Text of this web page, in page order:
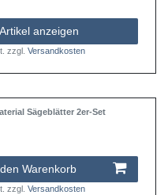
Artikel anzeigen
zzgl.Versandkosten
Sägeblätter 2er-Set
Warenkorb
zzgl.Versandkosten